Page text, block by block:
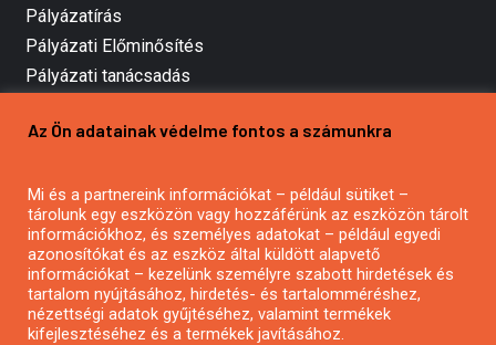
Pályázatírás
Pályázati Előminősítés
Pályázati tanácsadás
Mezőgazdasági pályázatírás
Pályázatírás civil szervezeteknek
Pályázatírás önkormányzatoknak
Pályázatfigyelés
Specifikus pályázatfigyelés vagy hírlevél
Az Ön adatainak védelme fontos a számunkra
Mi és a partnereink információkat – például sütiket –
tárolunk egy eszközön vagy hozzáférünk az eszközön tárolt
információkhoz, és személyes adatokat – például egyedi
azonosítókat és az eszköz által küldött alapvető
információkat – kezelünk személyre szabott hirdetések és
tartalom nyújtásához, hirdetés- és tartalomméréshez,
nézettségi adatok gyűjtéséhez, valamint termékek
kifejlesztéséhez és a termékek javításához.